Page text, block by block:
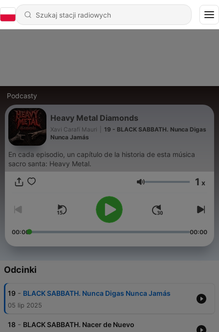
Podcasty
Heavy Metal Diamonds
Xavi Carafí Mauri
19 - BLACK SABBATH. Nunca Digas
Nunca Jamás
En cada episodio, un capítulo de la historia de esta música
sacro santa: Heavy Metal.
Głośność 1 x
00:00 00:00
Odcinki
19 - BLACK SABBATH. Nunca Digas Nunca Jamás
05 lip 2025
18 - BLACK SABBATH. Nacer de Nuevo